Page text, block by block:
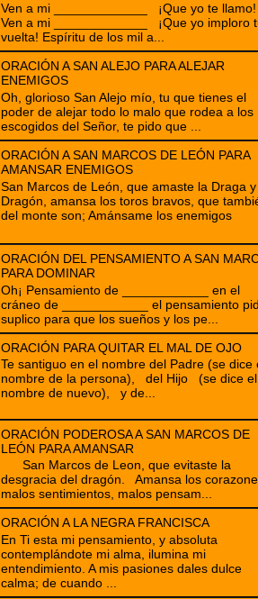
Ven a mi _____________ ¡Que yo te llamo!
Ven a mi _____________ ¡Que yo imploro
vuelta! Espíritu de los mil a...
ORACIÓN A SAN ALEJO PARA ALEJAR
ENEMIGOS
Oh, glorioso San Alejo mío, tu que tienes el
poder de alejar todo lo malo que rodea a los
escogidos del Señor, te pido que ...
ORACIÓN A SAN MARCOS DE LEÓN PARA
AMANSAR ENEMIGOS
San Marcos de León, que amaste la Draga
Dragón, amansa los toros bravos, que
del monte son; Amánsame los enemigos
ORACIÓN DEL PENSAMIENTO A SAN
PARA DOMINAR
Oh¡ Pensamiento de ____________ en el
cráneo de ____________ el pensamiento
suplico para que los sueños y los pe...
ORACIÓN PARA QUITAR EL MAL DE OJO
Te santiguo en el nombre del Padre (se dice
nombre de la persona), del Hijo (se dice el
nombre de nuevo), y de...
ORACIÓN PODEROSA A SAN MARCOS DE
LEÓN PARA AMANSAR
San Marcos de Leon, que evitaste la
desgracia del dragón. Amansa los
malos sentimientos, malos pensam...
ORACIÓN A LA NEGRA FRANCISCA
En Ti esta mi pensamiento, y absoluta
contemplándote mi alma, ilumina mi
entendimiento. A mis pasiones dales dulce
calma; de cuando ...